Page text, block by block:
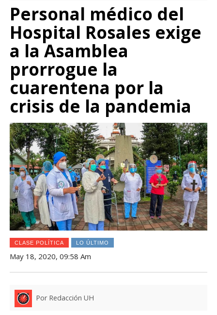
Personal médico del
Hospital Rosales exige
a la Asamblea
prorrogue la
cuarentena por la
crisis de la pandemia
CLASE POLÍTICA LO ÚLTIMO
May 18, 2020, 09:58 Am
Por Redacción UH